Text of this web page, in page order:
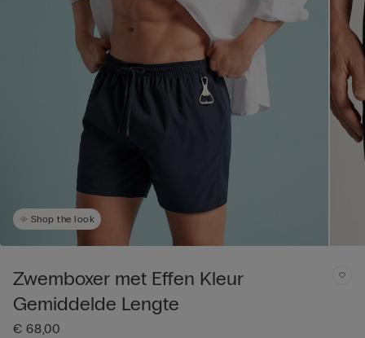
Shop the look
Zwemboxer met Effen Kleur
Gemiddelde Lengte
€ 68,00